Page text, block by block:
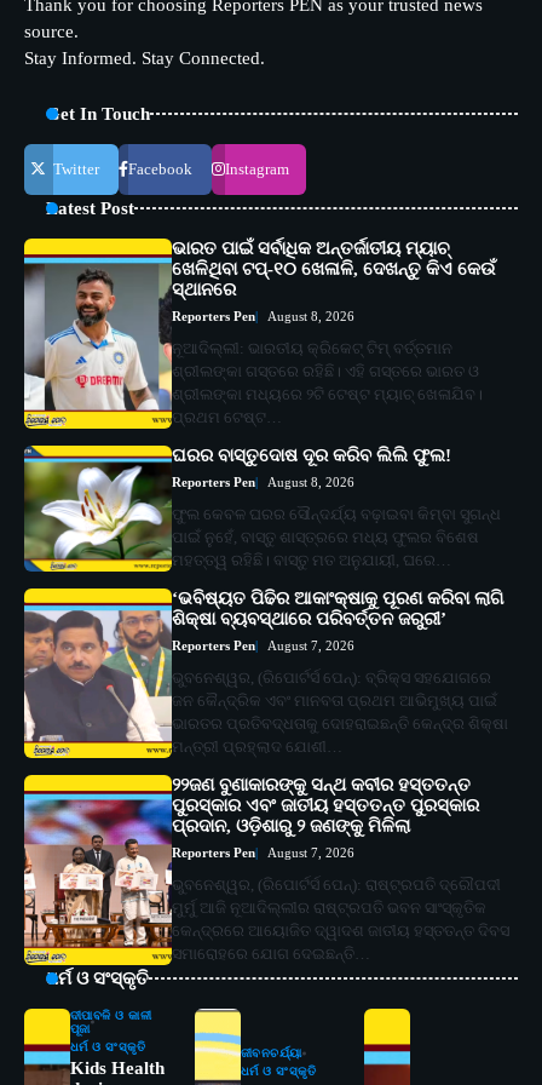
Thank you for choosing Reporters PEN as your trusted news
source.
Stay Informed. Stay Connected.
Get In Touch
Twitter Facebook Instagram
Latest Post
ଭାରତ ପାଇଁ ସର୍ବାଧିକ ଅନ୍ତର୍ଜାତୀୟ ମ୍ୟାଚ୍
ଖେଳିଥିବା ଟପ୍-୧୦ ଖେଳାଳି, ଦେଖନ୍ତୁ କିଏ କେଉଁ
ସ୍ଥାନରେ
Reporters Pen August 8, 2026
ନୂଆଦିଲ୍ଲୀ: ଭାରତୀୟ କ୍ରିକେଟ୍ ଟିମ୍ ବର୍ତ୍ତମାନ
ଶ୍ରୀଲଙ୍କା ଗସ୍ତରେ ରହିଛି। ଏହି ଗସ୍ତରେ ଭାରତ ଓ
ଶ୍ରୀଲଙ୍କା ମଧ୍ୟରେ ୨ଟି ଟେଷ୍ଟ ମ୍ୟାଚ୍ ଖେଳାଯିବ।
ପ୍ରଥମ ଟେଷ୍ଟ…
ଘରର ବାସ୍ତୁଦୋଷ ଦୂର କରିବ ଲିଲି ଫୁଲ!
Reporters Pen August 8, 2026
ଫୁଲ କେବଳ ଘରର ସୌନ୍ଦର୍ଯ୍ୟ ବଢ଼ାଇବା କିମ୍ବା ସୁଗନ୍ଧ
ପାଇଁ ନୁହେଁ, ବାସ୍ତୁ ଶାସ୍ତ୍ରରେ ମଧ୍ୟ ଫୁଲର ବିଶେଷ
ମହତ୍ତ୍ୱ ରହିଛି। ବାସ୍ତୁ ମତ ଅନୁଯାୟୀ, ଘରେ…
‘ଭବିଷ୍ୟତ ପିଢିର ଆକାଂକ୍ଷାକୁ ପୂରଣ କରିବା ଲାଗି
ଶିକ୍ଷା ବ୍ୟବସ୍ଥାରେ ପରିବର୍ତ୍ତନ ଜରୁରୀ’
Reporters Pen August 7, 2026
ଭୁବନେଶ୍ୱର, (ରିପୋର୍ଟର୍ସ ପେନ୍‌): ବ୍ରିକ୍ସ ସହଯୋଗରେ
ଜନ କୈନ୍ଦ୍ରିକ ଏବଂ ମାନବତା ପ୍ରଥମ ଆଭିମୁଖ୍ୟ ପାଇଁ
ଭାରତର ପ୍ରତିବଦ୍ଧତାକୁ ଦୋହରାଇଛନ୍ତି କେନ୍ଦ୍ର ଶିକ୍ଷା
ମନ୍ତ୍ରୀ ପ୍ରହ୍ଲାଦ ଯୋଶୀ…
୨୨ଜଣ ବୁଣାକାରଙ୍କୁ ସନ୍ଥ କବୀର ହସ୍ତତନ୍ତ
ପୁରସ୍କାର ଏବଂ ଜାତୀୟ ହସ୍ତତନ୍ତ ପୁରସ୍କାର
ପ୍ରଦାନ, ଓଡ଼ିଶାରୁ ୨ ଜଣଙ୍କୁ ମିଳିଲା
Reporters Pen August 7, 2026
ଭୁବନେଶ୍ୱର, (ରିପୋର୍ଟର୍ସ ପେନ୍‌): ରାଷ୍ଟ୍ରପତି ଦ୍ରୌପଦୀ
ମୁର୍ମୁ ଆଜି ନୂଆଦିଲ୍ଲୀର ରାଷ୍ଟ୍ରପତି ଭବନ ସାଂସ୍କୃତିକ
କେନ୍ଦ୍ରରେ ଆୟୋଜିତ ଦ୍ୱାଦଶ ଜାତୀୟ ହସ୍ତତନ୍ତ ଦିବସ
ସମାରୋହରେ ଯୋଗ ଦେଇଛନ୍ତି…
ଧର୍ମ ଓ ସଂସ୍କୃତି
ଦୀପାବଳି ଓ କାଳୀ
ପୂଜା
ଧର୍ମ ଓ ସଂସ୍କୃତି
Kids Health
ଜୀବନଚର୍ଯ୍ୟା
ଧର୍ମ ଓ ସଂସ୍କୃତି